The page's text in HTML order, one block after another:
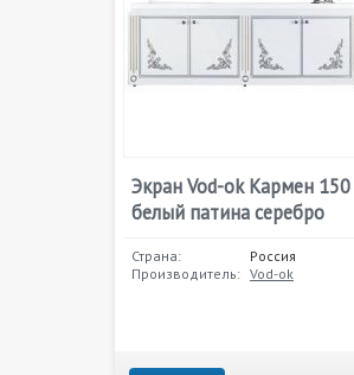
Экран Vod-ok Кармен 150
белый патина серебро
Страна:
Россия
Производитель: Vod-ok